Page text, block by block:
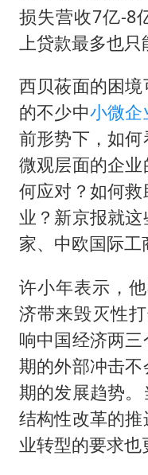
损失营收7亿-8
上贷款最多也只
西贝莜面的困
的不少中小微企
前形势下，如
微观层面的企业
何应对？如何
业？新京报就
家、中欧国际工
许小年表示，
济带来毁灭性
响中国经济两
期的外部冲击
期的发展趋势
结构性改革的
业转型的要求也